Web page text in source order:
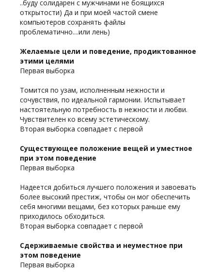
..буду солидарен с мужчинами не боящихся
открытости) Да и при моей частой смене
компьютеров сохранять файлы
проблематично....или лень)
Желаемые цели и поведение, продиктованное
этими целями
Первая выборка
Томится по узам, исполненным нежности и
сочувствия, по идеальной гармонии. Испытывает
настоятельную потребность в нежности и любви.
Чувствителен ко всему эстетическому.
Вторая выборка совпадает с первой
Существующее положение вещей и уместное
при этом поведение
Первая выборка
Hадеется добиться лучшего положения и завоевать
более высокий престиж, чтобы он мог обеспечить
себя многими вещами, без которых раньше ему
приходилось обходиться.
Вторая выборка совпадает с первой
Сдерживаемые свойства и неуместное при
этом поведение
Первая выборка